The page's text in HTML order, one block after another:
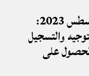
القرار رقم 1057 بتاريخ 02 أغسطس 2023:
والتسجيل
على